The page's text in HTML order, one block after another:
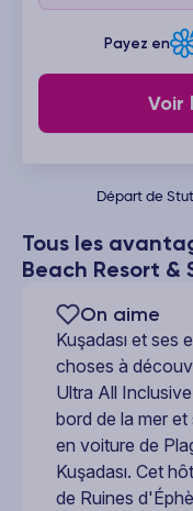
Tous les
Beach Resort &
On aime
Kuşadası et ses
choses à
Ultra All
bord de la mer
en voiture de
Kuşadası. Cet
de Ruines
Payez en
Voir
Départ de